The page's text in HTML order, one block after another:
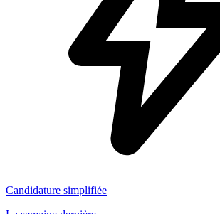
Candidature simplifiée